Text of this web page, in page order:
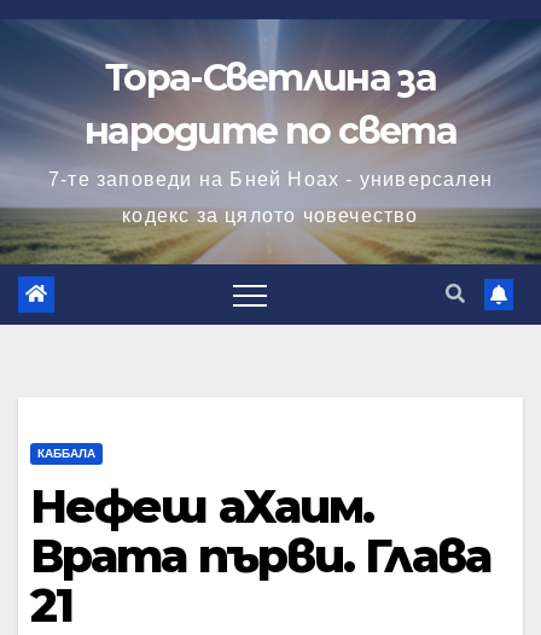
Skip
content
Тора-Светлина за
народите по света
7-те заповеди на Бней Ноах - универсален
кодекс за цялото човечество
КАББАЛА
Нефеш аХаим.
Врата първи. Глава
21